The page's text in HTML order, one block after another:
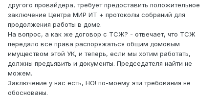
другого провайдера, требует предоставить положительное
заключение Центра МИР ИТ + протоколы собраний для
продолжения работы в доме.
На вопрос, а как же договор с ТСЖ? - отвечает, что ТСЖ
передало все права распоряжаться общим домовым
имуществом этой УК, и теперь, если мы хотим работать,
должны предъявить и документы. Председателя найти не
можем.
Заключение у нас есть, НО! по-моему эти требования не
обоснованы.